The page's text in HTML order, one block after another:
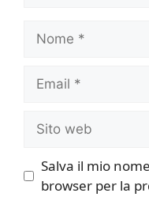
Nome
Email
Sito
web
Salva il mio
browser per la